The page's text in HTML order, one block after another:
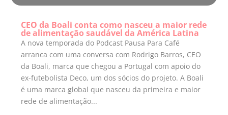
CEO da Boali conta como nasceu a maior rede
de alimentação saudável da América Latina
A nova temporada do Podcast Pausa Para Café
arranca com uma conversa com Rodrigo Barros, CEO
da Boali, marca que chegou a Portugal com apoio do
ex-futebolista Deco, um dos sócios do projeto. A Boali
é uma marca global que nasceu da primeira e maior
rede de alimentação...